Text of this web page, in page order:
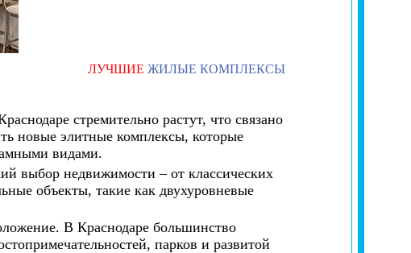
ЛУЧШИЕ ЖИЛЫЕ КОМПЛЕКСЫ
стремительно растут, что связано
новые элитные комплексы, которые
видами.
выбор недвижимости – от классических
объекты, такие как двухуровневые
В Краснодаре большинство
парков и развитой